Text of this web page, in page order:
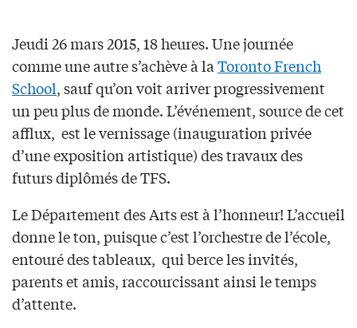
Jeudi 26 mars 2015, 18 heures. Une journée
comme une autre s’achève à la Toronto French
School, sauf qu’on voit arriver progressivement
un peu plus de monde. L’événement, source de cet
afflux, est le vernissage (inauguration privée
d’une exposition artistique) des travaux des
futurs diplômés de TFS.
Le Département des Arts est à l’honneur! L’accueil
donne le ton, puisque c’est l’orchestre de l’école,
entouré des tableaux, qui berce les invités,
parents et amis, raccourcissant ainsi le temps
d’attente.